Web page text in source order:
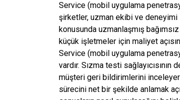
Service (mobil uygulama
şirketler, uzman ekibi ve deneyimi
konusunda uzmanlaşmış
küçük işletmeler için maliyet
Service (mobil uygulama
vardır. Sızma testi
müşteri geri bildirimlerini
sürecini net bir şekilde anlamak